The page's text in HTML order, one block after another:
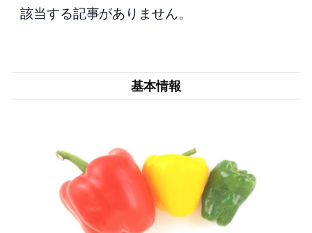
該当する記事がありません。
基本情報